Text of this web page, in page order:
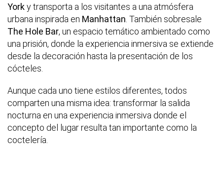
Yorky transporta a los visitantes a una atmósfera
urbana inspirada en Manhattan . También sobresale
The Hole Bar, un espacio temático ambientado como
una prisión, donde la experiencia inmersiva se extiende
desde la decoración hasta la presentación de los
cócteles.
Aunque cada uno tiene estilos diferentes, todos
comparten una misma idea: transformar la salida
nocturna en una experiencia inmersiva donde el
concepto del lugar resulta tan importante como la
coctelería.